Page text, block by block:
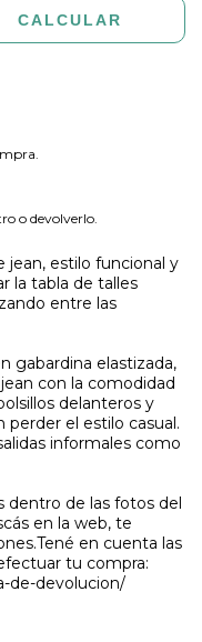
CALCULAR
o devolverlo.
jean, estilo funcional y
la tabla de talles
entre las
gabardina elastizada,
con la comodidad
delanteros y
perder el estilo casual.
informales como
dentro de las fotos del
en la web, te
en cuenta las
tu compra:
de-devolucion/